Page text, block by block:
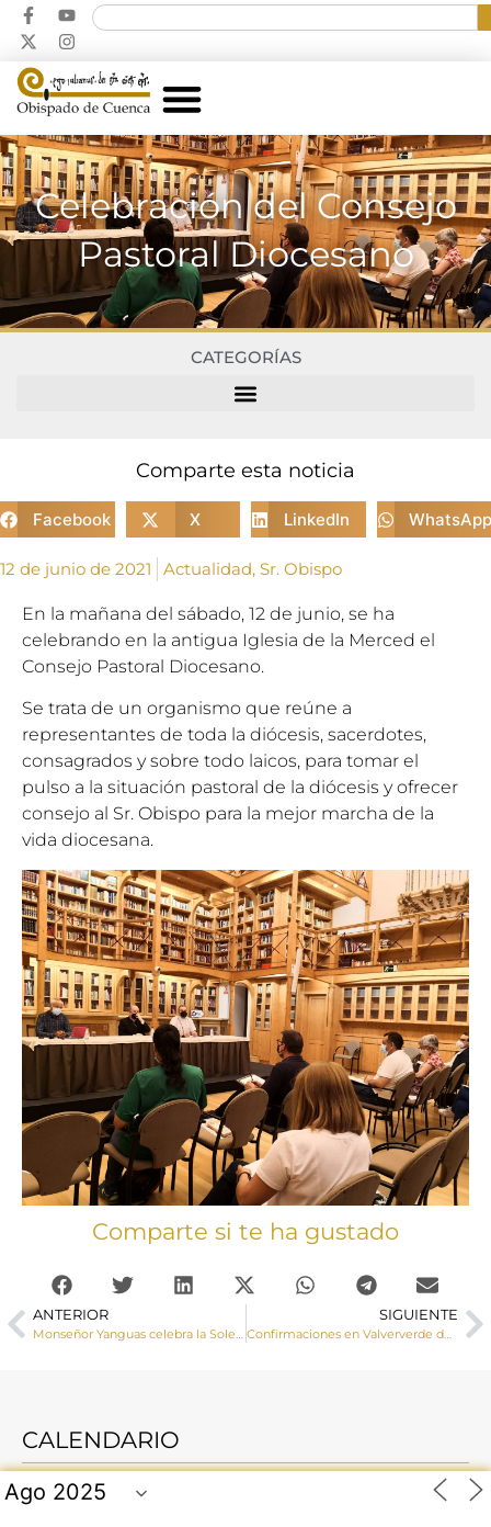
Celebración del Consejo
Pastoral Diocesano
CATEGORÍAS
Comparte esta noticia
Facebook X LinkedIn WhatsApp
12 de junio de 2021 Actualidad, Sr. Obispo
En la mañana del sábado, 12 de junio, se ha
celebrando en la antigua Iglesia de la Merced el
Consejo Pastoral Diocesano.
Se trata de un organismo que reúne a
representantes de toda la diócesis, sacerdotes,
consagrados y sobre todo laicos, para tomar el
pulso a la situación pastoral de la diócesis y ofrecer
consejo al Sr. Obispo para la mejor marcha de la
vida diocesana.
Comparte si te ha gustado
ANTERIOR
Monseñor Yanguas celebra la Solemnidad del Corazón de Jesús en la Residencia de Mayores «Sagrado Corazón de Jesús»
SIGUIENTE
Confirmaciones en Valververde del Júcar
CALENDARIO